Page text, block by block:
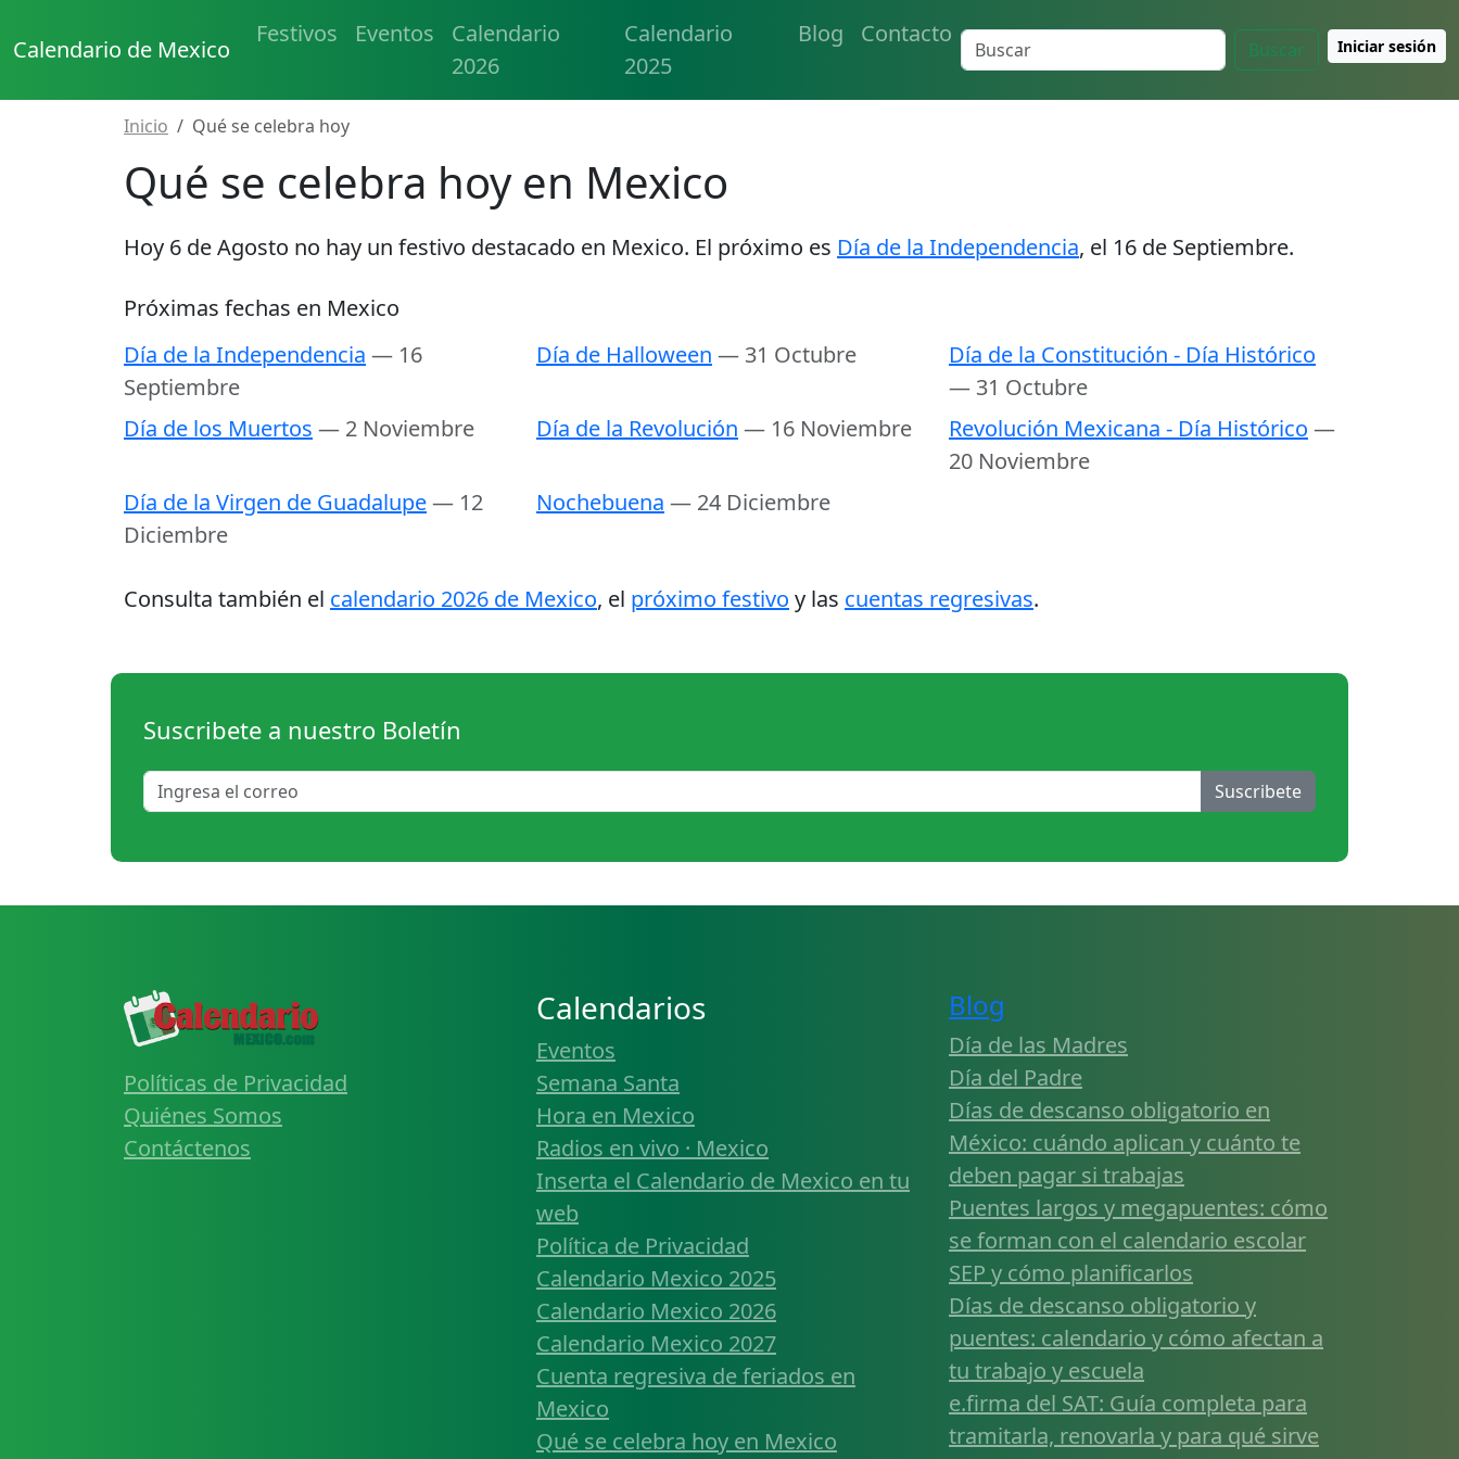
Calendario de Mexico
Festivos Eventos
Calendario
2026
Calendario
2025
Blog Contacto
Buscar Iniciar sesión
Inicio Qué se celebra hoy
Qué se celebra hoy en Mexico
Hoy 6 de Agosto no hay un festivo destacado en Mexico. El próximo es Día de la Independencia, el 16 de Septiembre.
Próximas fechas en Mexico
Día de la Independencia — 16
Septiembre
Día de Halloween — 31 Octubre
Día de la Constitución - Día Histórico
— 31 Octubre
Día de los Muertos — 2 Noviembre Día de la Revolución — 16 Noviembre Revolución Mexicana - Día Histórico —
20 Noviembre
Día de la Virgen de Guadalupe— 12
Diciembre
Nochebuena — 24 Diciembre
Consulta también el calendario 2026 de Mexico, el próximo festivo y las cuentas regresivas.
Suscribete a nuestro Boletín
Suscribete
Políticas de Privacidad
Quiénes Somos
Contáctenos
Calendarios
Eventos
Semana Santa
Hora en Mexico
Radios en vivo · Mexico
Inserta el Calendario de Mexico en tu
web
Política de Privacidad
Calendario Mexico 2025
Calendario Mexico 2026
Calendario Mexico 2027
Cuenta regresiva de feriados en
Mexico
Qué se celebra hoy en Mexico
Blog
Día de las Madres
Día del Padre
Días de descanso obligatorio en
México: cuándo aplican y cuánto te
deben pagar si trabajas
Puentes largos y megapuentes: cómo
se forman con el calendario escolar
SEP y cómo planificarlos
Días de descanso obligatorio y
puentes: calendario y cómo afectan a
tu trabajo y escuela
e.firma del SAT: Guía completa para
tramitarla, renovarla y para qué sirve